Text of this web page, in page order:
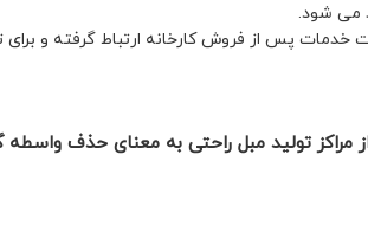
می شود.
پس از فروش کارخانه ارتباط گرفته و برای
مراکز تولید مبل راحتی به معنای حذف